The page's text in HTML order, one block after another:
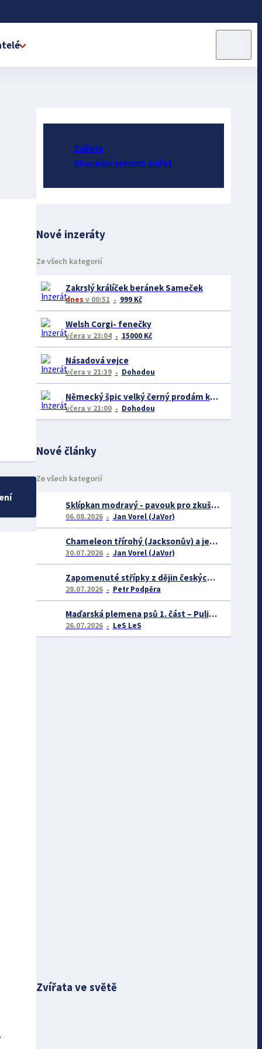
Zvířata
Abecední seznam zvířat
Nové inzeráty
Ze všech kategorií
Zakrslý králíček beránek Sameček
dnes v 00:51 999 Kč
Welsh Corgi- fenečky
včera v 23:04 15000 Kč
Násadová vejce
včera v 21:39 Dohodou
Německý špic velký černý prodám krásná štěňata s PP - rarita
včera v 21:00 Dohodou
Nové články
Ze všech kategorií
Sklípkan modravý - pavouk pro zkušené chovatele
06.08.2026 Jan Vorel (JaVor)
Chameleon třírohý (Jacksonův) a jeho chov
30.07.2026 Jan Vorel (JaVor)
Zapomenuté střípky z dějin českých exotářů - 3.část
28.07.2026 Petr Podpěra
Maďarská plemena psů 1. část – Puli, Komondor
26.07.2026 LeS LeS
Zvířata ve světě